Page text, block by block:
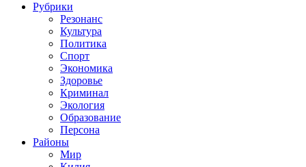
Рубрики
Резонанс
Культура
Политика
Спорт
Экономика
Здоровье
Криминал
Экология
Образование
Персона
Районы
Мир